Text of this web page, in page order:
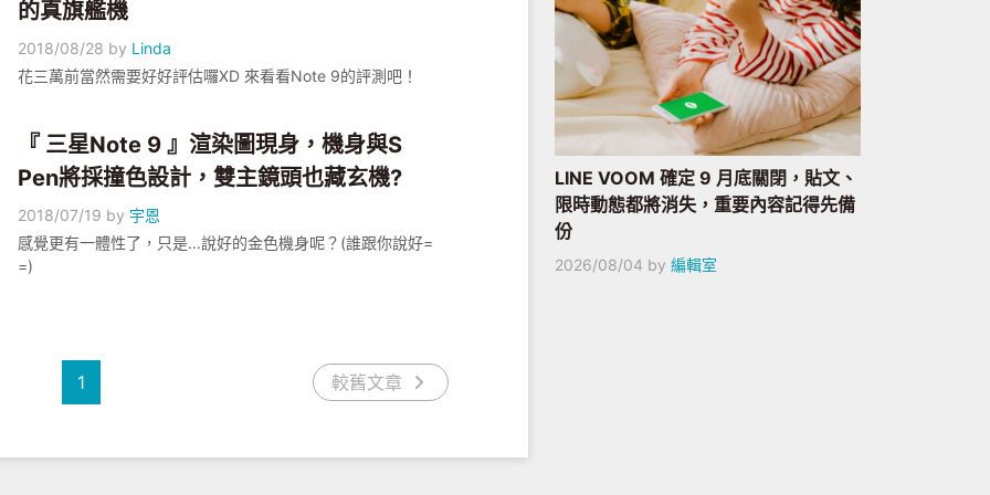
的真旗艦機
2018/08/28 by Linda
花三萬前當然需要好好評估囉XD 來看看Note 9的評測吧！
『 三星Note 9 』渲染圖現身，機身與S
Pen將採撞色設計，雙主鏡頭也藏玄機?
2018/07/19 by 宇恩
感覺更有一體性了，只是...說好的金色機身呢？(誰跟你說好=
=)
1 較舊文章
LINE VOOM 確定 9 月底關閉，貼文、
限時動態都將消失，重要內容記得先備
份
2026/08/04 by 編輯室